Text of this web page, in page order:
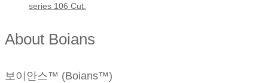
series 106 Cut.
About Boians
보이안스™ (Boians™)